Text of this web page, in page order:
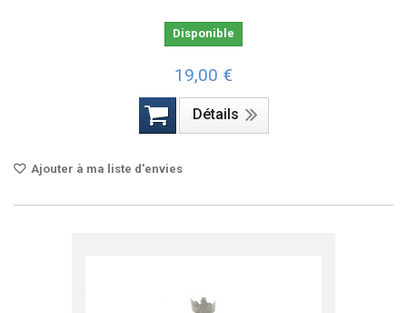
Disponible
19,00 €
Détails
Ajouter à ma liste d'envies